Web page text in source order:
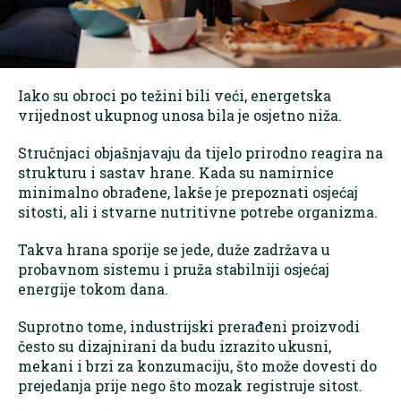
Iako su obroci po težini bili veći, energetska
vrijednost ukupnog unosa bila je osjetno niža.
Stručnjaci objašnjavaju da tijelo prirodno reagira na
strukturu i sastav hrane. Kada su namirnice
minimalno obrađene, lakše je prepoznati osjećaj
sitosti, ali i stvarne nutritivne potrebe organizma.
Takva hrana sporije se jede, duže zadržava u
probavnom sistemu i pruža stabilniji osjećaj
energije tokom dana.
Suprotno tome, industrijski prerađeni proizvodi
često su dizajnirani da budu izrazito ukusni,
mekani i brzi za konzumaciju, što može dovesti do
prejedanja prije nego što mozak registruje sitost.